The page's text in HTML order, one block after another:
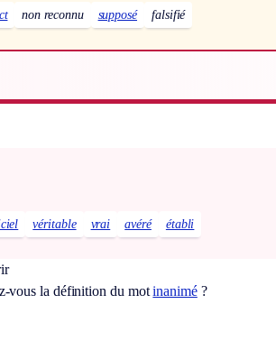
non reconnu supposé falsifié
véritable vrai avéré établi
vous la définition du motinanimé?